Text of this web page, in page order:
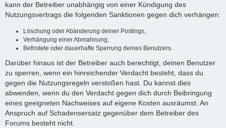
kann der Betreiber unabhängig von einer Kündigung des
Nutzungsvertrags die folgenden Sanktionen gegen dich verhängen:
Löschung oder Abänderung deiner Postings,
Verhängung einer Abmahnung,
Befristete oder dauerhafte Sperrung deines Benutzers.
Darüber hinaus ist der Betreiber auch berechtigt, deinen Benutzer
zu sperren, wenn ein hinreichender Verdacht besteht, dass du
gegen die Nutzungsregeln verstoßen hast. Du kannst dies
abwenden, wenn du den Verdacht gegen dich durch Beibringung
eines geeigneten Nachweises auf eigene Kosten ausräumst. An
Anspruch auf Schadensersatz gegenüber dem Betreiber des
Forums besteht nicht.